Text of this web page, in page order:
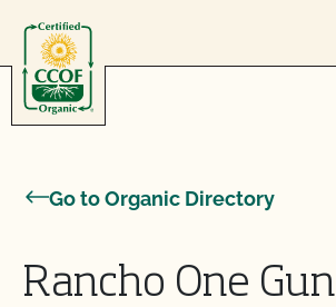
Go to Organic Directory
Rancho One Gun